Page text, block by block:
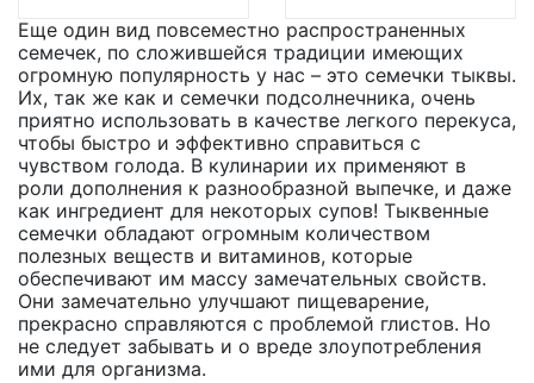
Еще один вид повсеместно распространенных
семечек, по сложившейся традиции имеющих
огромную популярность у нас – это семечки тыквы.
Их, так же как и семечки подсолнечника, очень
приятно использовать в качестве легкого перекуса,
чтобы быстро и эффективно справиться с
чувством голода. В кулинарии их применяют в
роли дополнения к разнообразной выпечке, и даже
как ингредиент для некоторых супов! Тыквенные
семечки обладают огромным количеством
полезных веществ и витаминов, которые
обеспечивают им массу замечательных свойств.
Они замечательно улучшают пищеварение,
прекрасно справляются с проблемой глистов. Но
не следует забывать и о вреде злоупотребления
ими для организма.